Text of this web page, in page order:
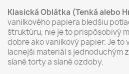
Klasická Oblátka (Tenká alebo
vanilkového papiera bledšiu
štruktúru, nie je to prispôsobivý
dobre ako vanilkový papier. Je to
lacnejši materiál s jednoduchým
slané torty a slané ozdoby.